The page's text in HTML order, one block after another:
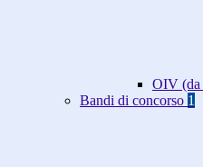
OIV (da
Bandi di concorso 1